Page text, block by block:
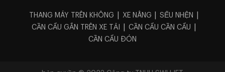
THANG MÁY TRÊN KHÔNG XE NÂNG SẾU NHỆN
CẦN CẨU GẮN TRÊN XE TẢI CẦN CẨU CẦN CẨU
CẦN CẨU ĐÓN